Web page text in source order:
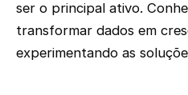
ser o principal ativo.
transformar dados em
experimentando as